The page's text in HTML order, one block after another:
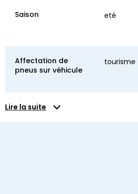
Saison eté
Affectation de
pneus sur véhicule
tourisme
Lire la suite